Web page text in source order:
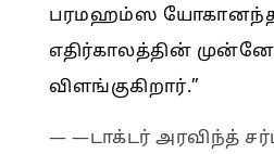
பரமஹம்ஸ
எதிர்காலத்தின்
விளங்குகிறார்.”
— —டாக்டர் அரவிந்த்